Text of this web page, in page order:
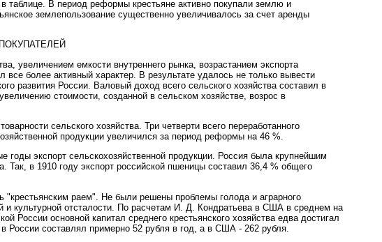
таблице. В период реформы крестьяне активно покупали землю и
землепользование существенно увеличивалось за счет аренды
увеличением емкости внутреннего рынка, возрастанием экспорта
более активный характер. В результате удалось не только вывести
развития России. Валовый доход всего сельского хозяйства составил в
стоимости, созданной в сельском хозяйстве, возрос в
сельского хозяйства. Три четверти всего переработанного
продукции увеличился за период реформы на 46 %.
экспорт сельскохозяйственной продукции. Россия была крупнейшим
Так, в 1910 году экспорт российской пшеницы составил 36,4 % общего
"крестьянским раем". Не были решены проблемы голода и аграрного
и культурной отсталости. По расчетам И. Д. Кондратьева в США в среднем на
России основной капитал среднего крестьянского хозяйства едва достигал
России составлял примерно 52 рубля в год, а в США - 262 рубля.